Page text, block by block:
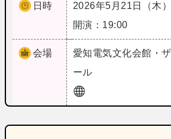
日時
2026年5月21日（木）
開演：19:00
会場 愛知電気文化会館・
ール